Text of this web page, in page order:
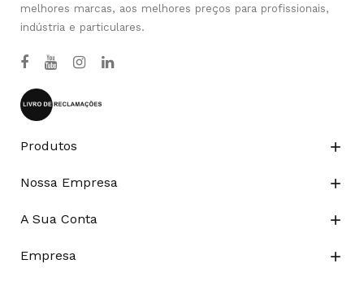
melhores marcas, aos melhores preços para profissionais,
indústria e particulares.
Produtos 
Nossa Empresa 
A Sua Conta 
Empresa 